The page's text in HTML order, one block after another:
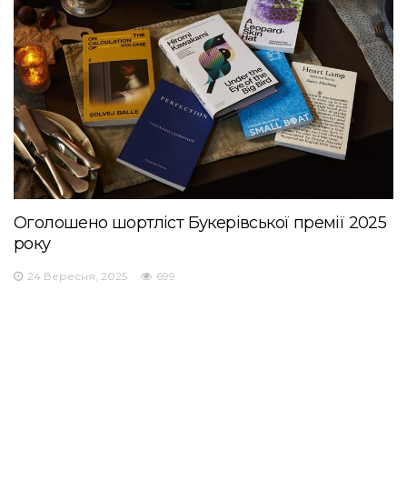
Оголошено шортліст Букерівської премії 2025
року
24 Вересня, 2025 699